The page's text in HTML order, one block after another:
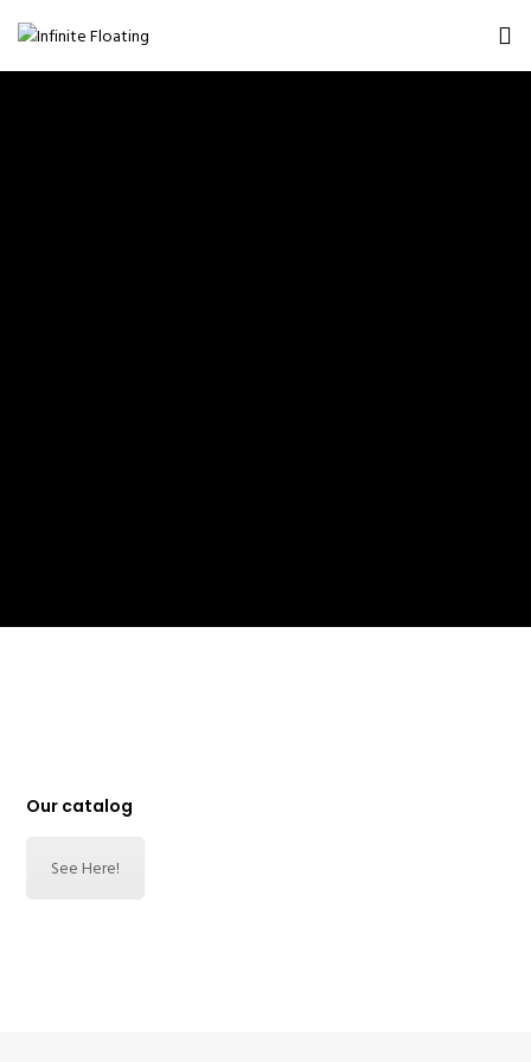
Our catalog
See Here!